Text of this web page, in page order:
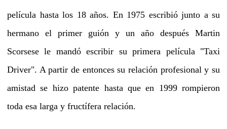
película hasta los 18 años. En 1975 escribió junto a su
hermano el primer guión y un año después Martin
Scorsese le mandó escribir su primera película "Taxi
Driver". A partir de entonces su relación profesional y su
amistad se hizo patente hasta que en 1999 rompieron
toda esa larga y fructífera relación.